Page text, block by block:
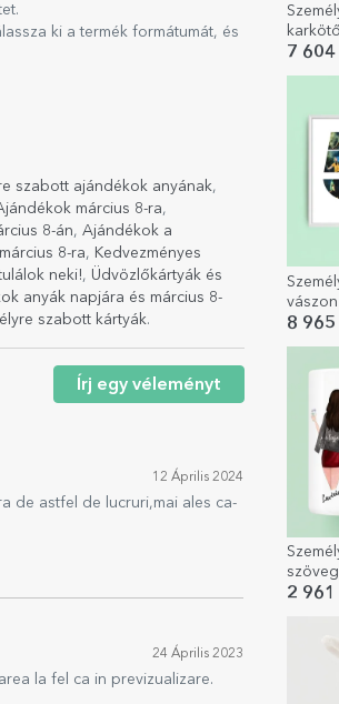
925
7 604
8 965
barátok
2 961
ki a termék formátumát, és
szabott ajándékok anyának,
március 8-ra,
8-án, Ajándékok a
8-ra, Kedvezményes
neki!, Üdvözlőkártyák és
anyák napjára és március 8-
szabott kártyák.
Írj egy véleményt
12 Április 2024
de astfel de lucruri,mai ales ca-
24 Április 2023
la fel ca in previzualizare.